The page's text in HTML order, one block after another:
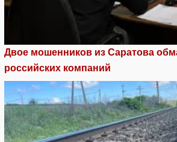
Двое мошенников из Саратова
российских компаний